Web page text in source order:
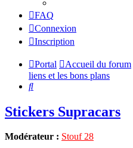
FAQ
Connexion
Inscription
Portal Accueil du forum
liens et les bons plans
Rechercher
Stickers Supracars
Modérateur : Stouf 28